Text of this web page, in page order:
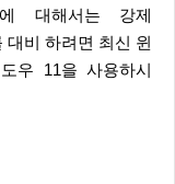
대해서는 강제
대비 하려면 최신 윈
우 11을 사용하시